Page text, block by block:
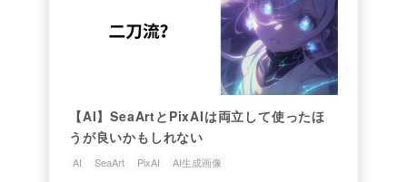
【AI】SeaArtとPixAIは両立して使ったほ
うが良いかもしれない
AI SeaArt PixAI AI生成画像